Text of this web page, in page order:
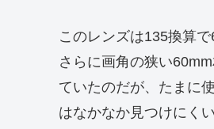
このレンズは135換算
さらに画角の狭い
ていたのだが、たまに
はなかなか見つけにく